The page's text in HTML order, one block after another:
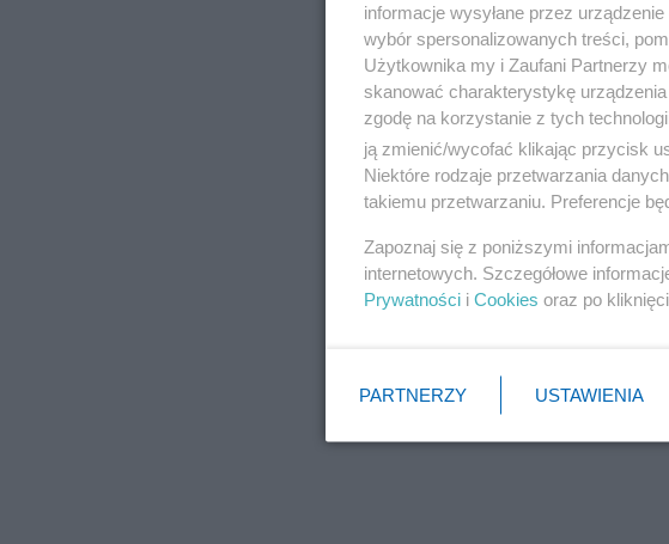
informacje wysyłane przez
wybór spersonalizowanych treści,
Użytkownika my i Zaufani Partnerzy
skanować charakterystykę
zgodę na korzystanie z tych
ją zmienić/wycofać klikając przycisk
Niektóre rodzaje przetwarzania
takiemu przetwarzaniu. Preferencje
Zapoznaj się z poniższymi
internetowych. Szczegółowe
Prywatności i Cookies oraz po
PARTNERZY USTAWIENIA